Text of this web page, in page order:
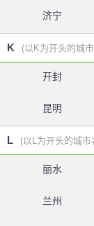
济宁
K (以K为开头的城
开封
昆明
L (以L为开头的城市
丽水
兰州